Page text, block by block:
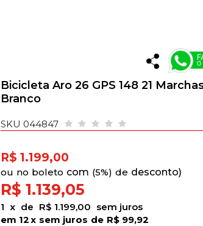
Bicicleta Aro 26 GPS 148 21
Branco
SKU 044847
R$ 1.199,00
1 x de R$ 1.199,00 sem juros
12x de R$ 99,92
sem juros
R$ 1.139,05
de
5%)
no boleto